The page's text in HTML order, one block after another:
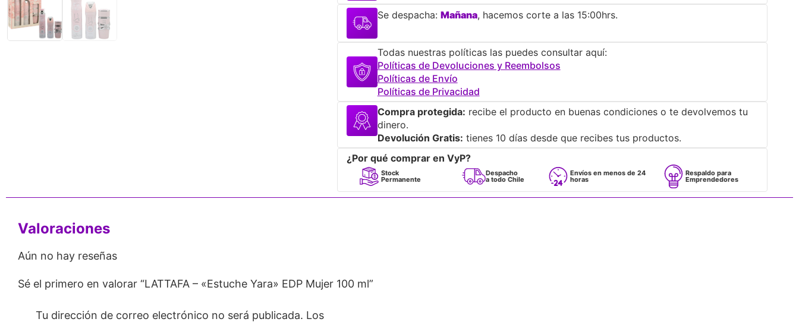
Se despacha: Mañana, hacemos corte a las 15:00hrs.
Todas nuestras políticas las puedes consultar aquí:
Políticas de Devoluciones y Reembolsos
Políticas de Envío
Políticas de Privacidad
Compra protegida: recibe el producto en buenas condiciones o te devolvemos tu
dinero.
Devolución Gratis: tienes 10 días desde que recibes tus productos.
¿Por qué comprar en VyP?
Stock
Permanente
Despacho
a todo Chile
Envíos en menos de 24
horas
Respaldo para
Emprendedores
Valoraciones
Aún no hay reseñas
Sé el primero en valorar “LATTAFA – «Estuche Yara» EDP Mujer 100 ml”
Tu dirección de correo electrónico no será publicada. Los